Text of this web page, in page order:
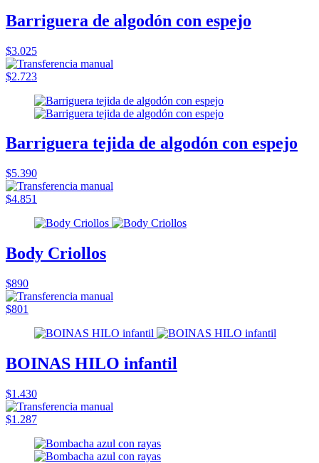
Barriguera de algodón con espejo
$3.025
$2.723
Barriguera tejida de algodón con espejo
$5.390
$4.851
Body Criollos
$890
$801
BOINAS HILO infantil
$1.430
$1.287